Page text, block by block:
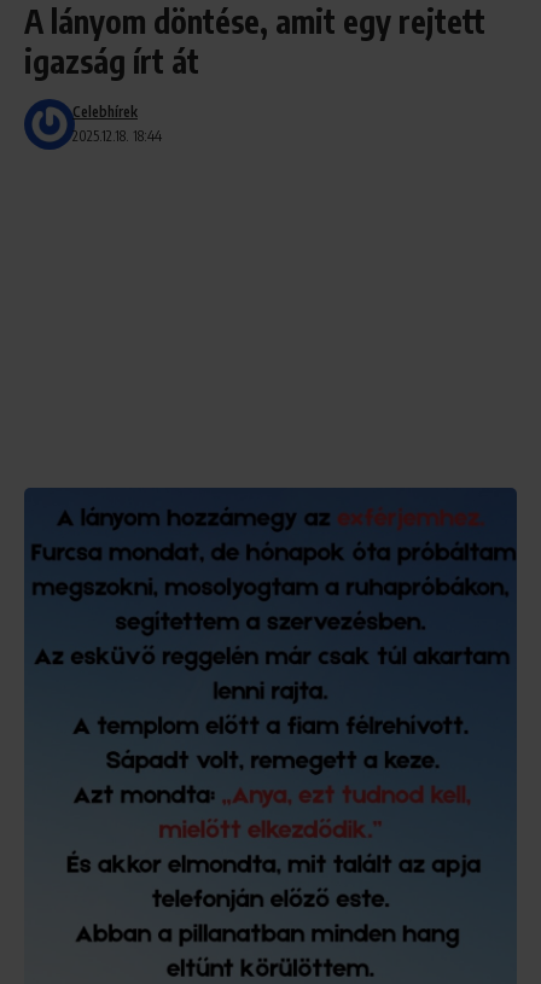
A lányom döntése, amit egy rejtett
igazság írt át
2025.12.18. 18:44
Celebhírek